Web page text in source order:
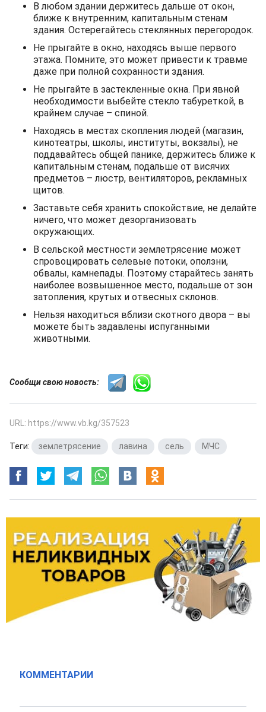
В любом здании держитесь дальше от окон,
ближе к внутренним, капитальным стенам
здания. Остерегайтесь стеклянных перегородок.
Не прыгайте в окно, находясь выше первого
этажа. Помните, это может привести к травме
даже при полной сохранности здания.
Не прыгайте в застекленные окна. При явной
необходимости выбейте стекло табуреткой, в
крайнем случае – спиной.
Находясь в местах скопления людей (магазин,
кинотеатры, школы, институты, вокзалы), не
поддавайтесь общей панике, держитесь ближе к
капитальным стенам, подальше от висячих
предметов – люстр, вентиляторов, рекламных
щитов.
Заставьте себя хранить спокойствие, не делайте
ничего, что может дезорганизовать
окружающих.
В сельской местности землетрясение может
спровоцировать селевые потоки, оползни,
обвалы, камнепады. Поэтому старайтесь занять
наиболее возвышенное место, подальше от зон
затопления, крутых и отвесных склонов.
Нельзя находиться вблизи скотного двора – вы
можете быть задавлены испуганными
животными.
Сообщи свою новость:
URL: https://www.vb.kg/357523
Теги: землетрясение лавина сель МЧС
КОММЕНТАРИИ